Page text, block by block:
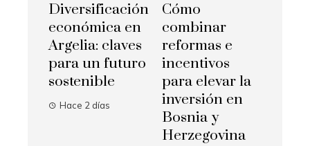
Diversificación
económica en
Argelia: claves
para un futuro
sostenible
Hace 2 días
Cómo
combinar
reformas e
incentivos
para elevar la
inversión en
Bosnia y
Herzegovina